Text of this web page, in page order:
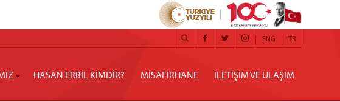
TR
ENG
HASAN ERBİL KİMDİR? MİSAFİRHANE İLETİŞİM VE ULAŞIM